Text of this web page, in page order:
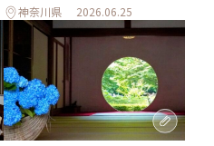
神奈川県 2026.06.25